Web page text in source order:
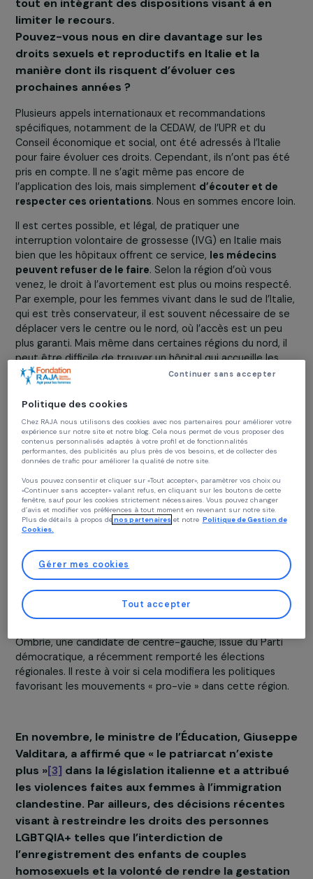
envisagent une interruption de grossesse.
le gouvernement, cet amendement s’inscrit
l’esprit de la loi de 1978, qui légalise
tout en intégrant des dispositions visant à en
limiter le recours.
Pouvez-vous nous en dire davantage sur les
droits sexuels et reproductifs en Italie et la
manière dont ils risquent d’évoluer ces
prochaines années ?
Plusieurs appels internationaux et recommandations
spécifiques, notamment de la CEDAW, de l’UPR et du
Conseil économique et social, ont été adressés à l’Italie
pour faire évoluer ces droits. Cependant, ils n’ont pas
pris en compte. Il ne s’agit même pas encore de
l’application des lois, mais simplementd’écouter et de
respecter ces orientations . Nous en sommes encore
Il est certes possible, et légal, de pratiquer une
interruption volontaire de grossesse (IVG) en Italie mais
bien que les hôpitaux offrent ce service,les médecins
peuvent refuser de le faire
. Selon la région d’où vous
venez, le droit à l’avortement est plus ou moins
Par exemple, pour les femmes vivant dans le sud de
qui est très conservateur, il est souvent nécessaire de
déplacer vers le centre ou le nord, où l’accès est un peu
plus garanti. Mais même dans certaines régions du nord,
peut être difficile de trouver un hôpital qui accueille les
demandes d’IVG. Cela ne devrait pas être une loterie !
Ce qu’il faut comprendre, c’est que le système de
publique, qui comprend les hôpitaux et les centres de
niveau régional, et non municipal. Dans certaines
comme l’Ombrie et les Marches, des gouvernements
conservateurs, souvent liés à La Lega, ontfacilité
de militants « pro-vie » dans les plannings familiaux
sexuels et reproductifs dans tout le pays.
Ce qui est particulièrement préoccupant, c’est que
attaques aux droits des femmes ne se limitent pas
riches et supposées progressistes, comme l’Ombrie et
Marches. Cela alarme encore davantage. À noter tout
même qu’un changement est peut-être en cours : en
Ombrie, une candidate de centre-gauche, issue du
démocratique, a récemment remporté les élections
régionales. Il reste à voir si cela modifiera les politiques
favorisant les mouvements « pro-vie » dans cette
Politique des cookies
expérience sur notre site et notre blog. Cela nous permet de vous proposer
contenus personnalisés adaptés à votre profil et de fonctionnalités
performantes, des publicités au plus près de vos besoins, et de collecter des
données de trafic pour améliorer la qualité de notre site.
Vous pouvez consentir et cliquer sur «Tout accepter», paramètrer vos choix ou
«Continuer sans accepter» valant refus, en cliquant sur les boutons de cette
d’avis et modifier vos préférences à tout moment en revenant sur notre site.
Plus de détails à propos de nos partenaireset notre Politique de Gestion
Cookies.
Continuer sans accepter
Tout accepter